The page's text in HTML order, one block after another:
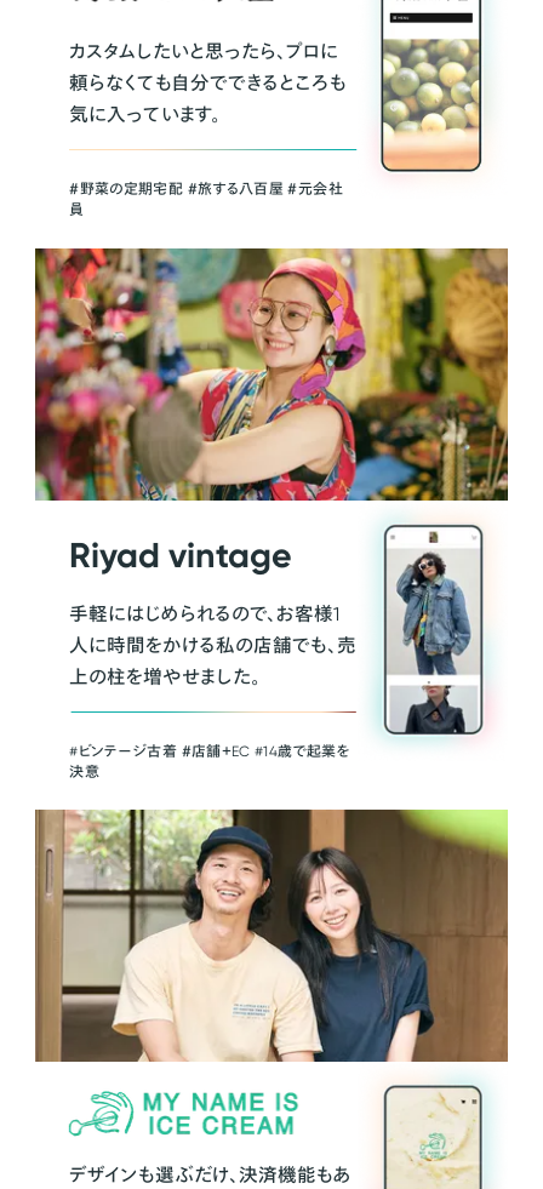
カスタムしたいと思ったら、プロに
頼らなくても自分でできるところも
気に入っています。
＃野菜の定期宅配 ＃旅する八百屋 ＃元会社
員
Riyad vintage
手軽にはじめられるので、お客様1
人に時間をかける私の店舗でも、売
上の柱を増やせました。
#ビンテージ古着 ＃店舗＋EC #14歳で起業を
決意
デザインも選ぶだけ、決済機能もあ